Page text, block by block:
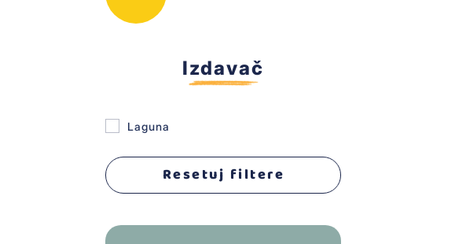
Sport
Tetralogija
Dječija psihologija
Izdavač
Laguna
Resetuj filtere